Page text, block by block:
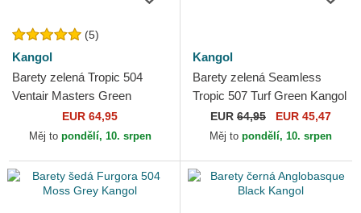
(5)
Kangol
Barety zelená Tropic 504
Ventair Masters Green
EUR 64,95
Měj to pondělí, 10. srpen
Kangol
Barety zelená Seamless
Tropic 507 Turf Green Kangol
EUR 64,95 EUR 45,47
Měj to pondělí, 10. srpen